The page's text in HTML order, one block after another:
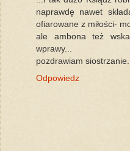
naprawdę nawet
ofiarowane z miłości-
ale ambona też
wprawy...
pozdrawiam
Odpowiedz